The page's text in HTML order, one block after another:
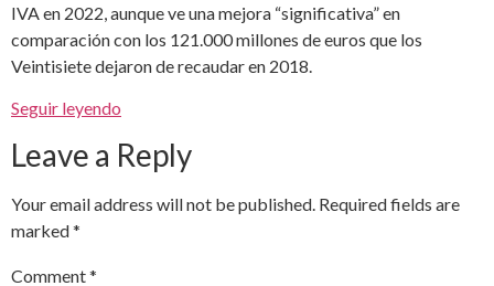
IVA en 2022, aunque ve una mejora “significativa” en
comparación con los 121.000 millones de euros que los
Veintisiete dejaron de recaudar en 2018.
Seguir leyendo
Leave a Reply
Your email address will not be published. Required fields are
marked*
Comment*